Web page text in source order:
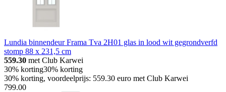
Lundia binnendeur Frama Tva 2H01 glas in lood wit gegrondverfd
stomp 88 x 231,5 cm
559.30 met Club Karwei
30% korting30% korting
30% korting, voordeelprijs: 559.30 euro met Club Karwei
799.00